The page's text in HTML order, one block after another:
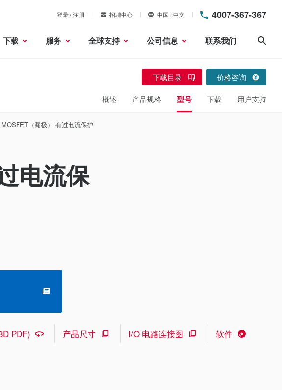
登录 / 注册 招聘中心 中国 中文 4007-367-367
下载 服务 全球支持 公司信息 联系我们
下载目录 价格咨询
概述 产品规格 型号 下载 用户支持
（漏极） 有过电流保护
电流保
PDF) 产品尺寸 I/O 电路连接图 软件